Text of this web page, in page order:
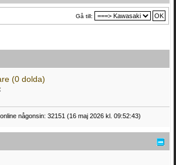
Gå till:
(0 dolda)
online någonsin: 32151 (16 maj 2026 kl. 09:52:43)